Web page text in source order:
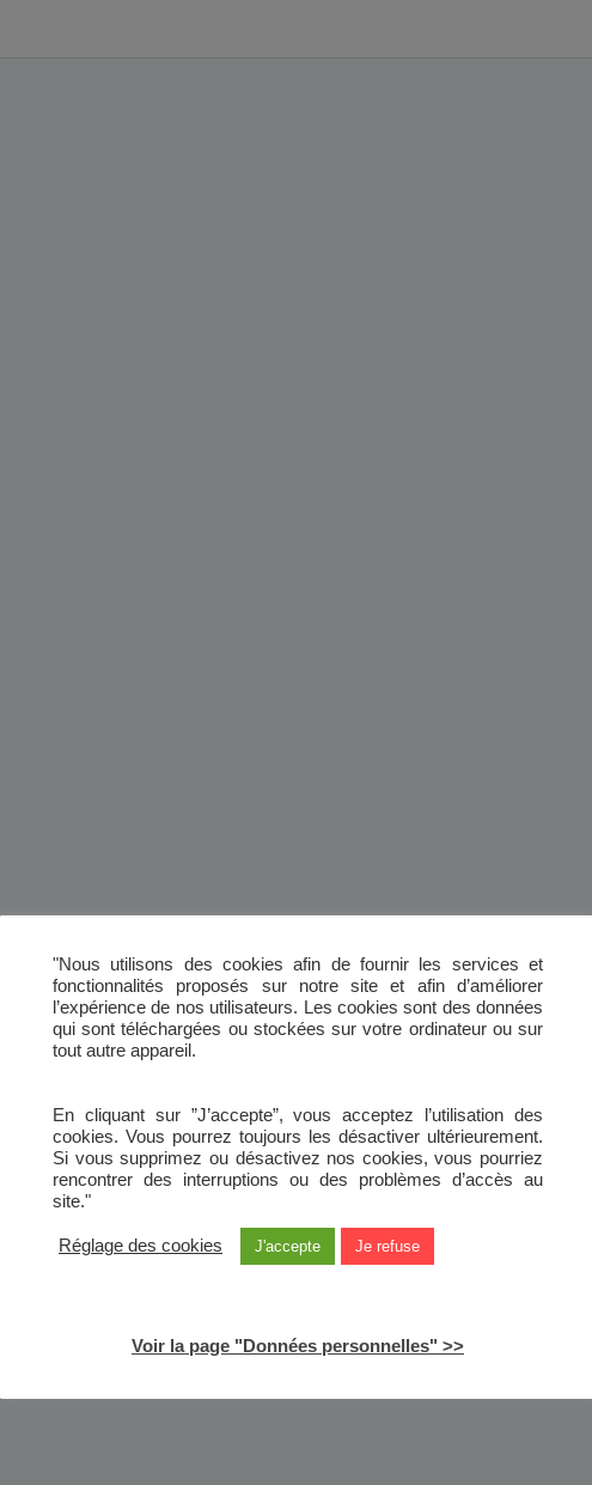
"Nous utilisons des cookies afin de fournir les services et
fonctionnalités proposés sur notre site et afin d’améliorer
l’expérience de nos utilisateurs. Les cookies sont des données
qui sont téléchargées ou stockées sur votre ordinateur ou sur
tout autre appareil.
En cliquant sur ”J’accepte”, vous acceptez l’utilisation des
cookies. Vous pourrez toujours les désactiver ultérieurement.
Si vous supprimez ou désactivez nos cookies, vous pourriez
rencontrer des interruptions ou des problèmes d’accès au
site."
Réglage des cookies J'accepte Je refuse
Voir la page "Données personnelles" >>